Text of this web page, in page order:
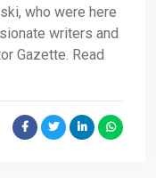
who were here
writers and
Gazette. Read